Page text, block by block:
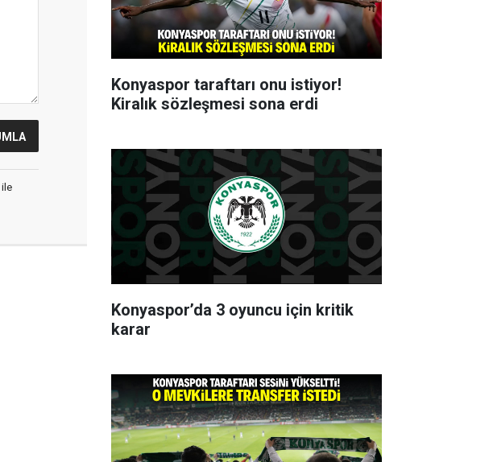
ile
Konyaspor taraftarı onu istiyor!
Kiralık sözleşmesi sona erdi
Konyaspor’da 3 oyuncu için kritik
karar